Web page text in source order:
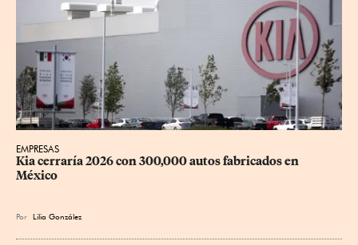
EMPRESAS
Kia cerraría 2026 con 300,000 autos fabricados en
México
Por Lilia González